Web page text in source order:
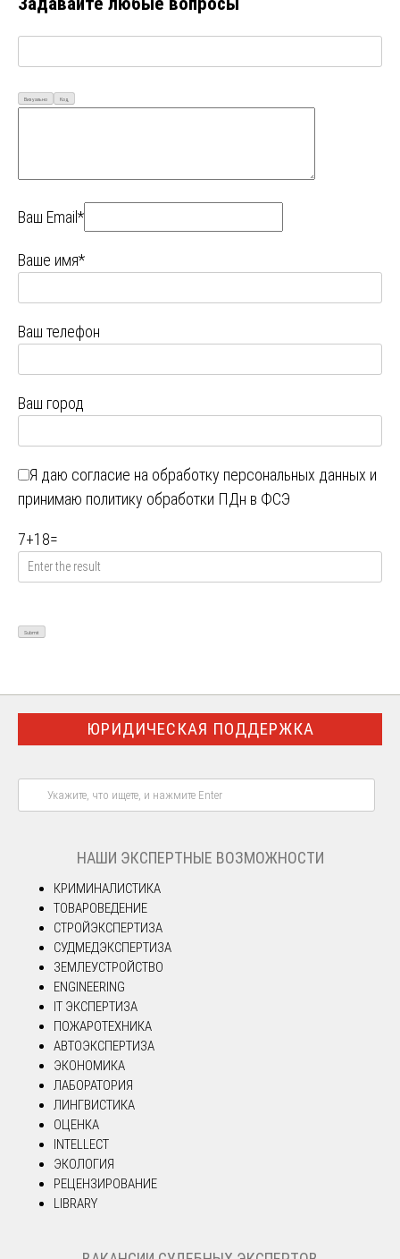
Визуально Код
Ваш Email*
Ваше имя*
Ваш телефон
Ваш город
Я даю согласие на обработку персональных данных и
принимаю политику обработки ПДн в ФСЭ
7+18=
ЮРИДИЧЕСКАЯ ПОДДЕРЖКА
НАШИ ЭКСПЕРТНЫЕ ВОЗМОЖНОСТИ
КРИМИНАЛИСТИКА
ТОВАРОВЕДЕНИЕ
СТРОЙЭКСПЕРТИЗА
СУДМЕДЭКСПЕРТИЗА
ЗЕМЛЕУСТРОЙСТВО
ENGINEERING
IT ЭКСПЕРТИЗА
ПОЖАРОТЕХНИКА
АВТОЭКСПЕРТИЗА
ЭКОНОМИКА
ЛАБОРАТОРИЯ
ЛИНГВИСТИКА
ОЦЕНКА
INTELLECT
ЭКОЛОГИЯ
РЕЦЕНЗИРОВАНИЕ
LIBRARY